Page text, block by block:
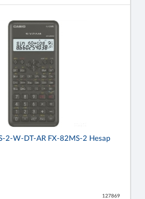
2-W-DT-AR FX-82MS-2 Hesap
127869